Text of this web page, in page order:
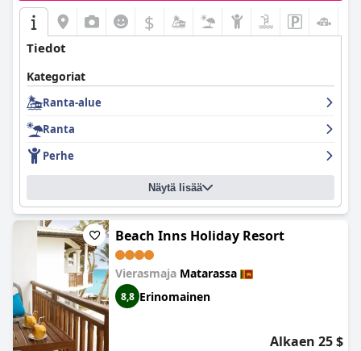
$
Tiedot
Kategoriat
Ranta-alue
Ranta
Perhe
Näytä lisää
Beach Inns Holiday Resort
Vierasmaja Matarassa
8,8 Erinomainen
Alkaen 25 $